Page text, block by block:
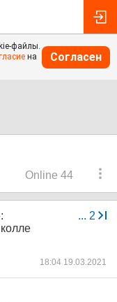
файлы.
на
Согласен
Online 44
... 2
18:04 19.03.2021